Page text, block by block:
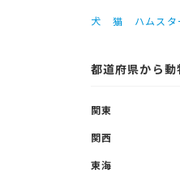
犬 猫 ハムスタ
都道府県から動
関東
関西
東海